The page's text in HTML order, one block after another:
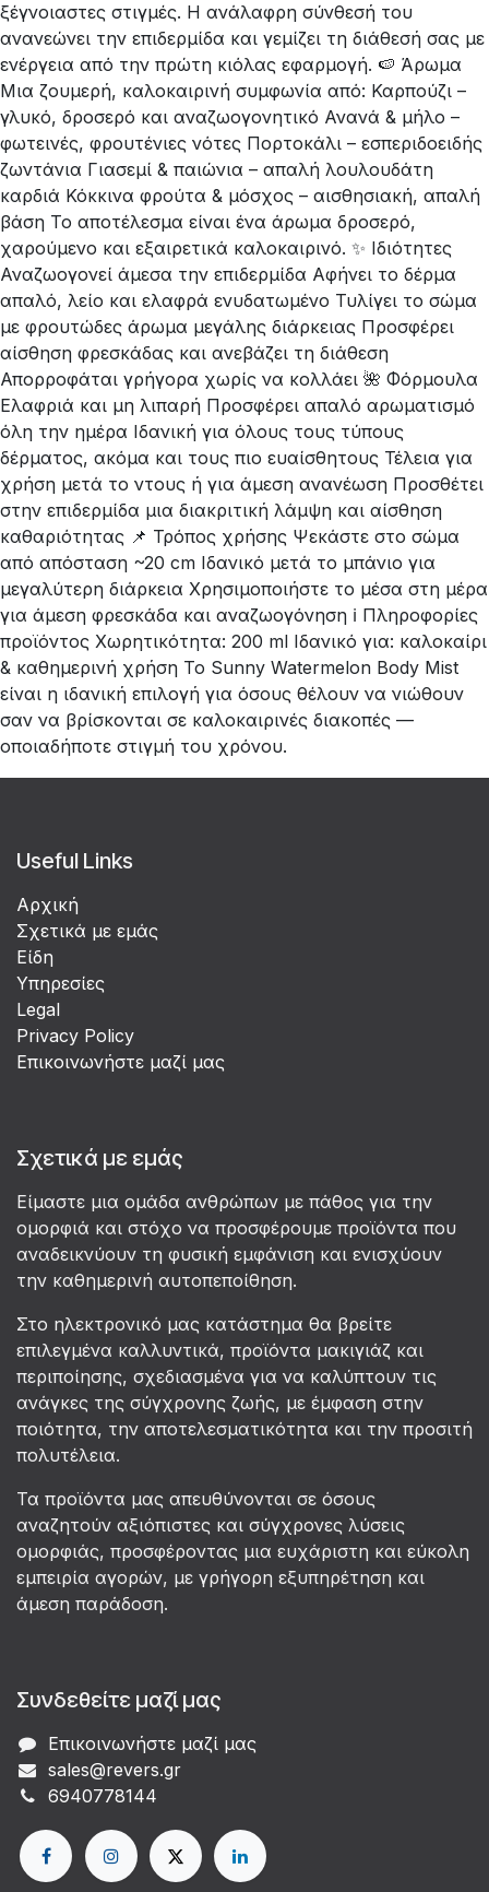
ξέγνοιαστες στιγμές. Η ανάλαφρη σύνθεσή του
ανανεώνει την επιδερμίδα και γεμίζει τη διάθεσή σας με
ενέργεια από την πρώτη κιόλας εφαρμογή. 🍉 Άρωμα
Μια ζουμερή, καλοκαιρινή συμφωνία από: Καρπούζι –
γλυκό, δροσερό και αναζωογονητικό Ανανά & μήλο –
φωτεινές, φρουτένιες νότες Πορτοκάλι – εσπεριδοειδής
ζωντάνια Γιασεμί & παιώνια – απαλή λουλουδάτη
καρδιά Κόκκινα φρούτα & μόσχος – αισθησιακή, απαλή
βάση Το αποτέλεσμα είναι ένα άρωμα δροσερό,
χαρούμενο και εξαιρετικά καλοκαιρινό. ✨ Ιδιότητες
Αναζωογονεί άμεσα την επιδερμίδα Αφήνει το δέρμα
απαλό, λείο και ελαφρά ενυδατωμένο Τυλίγει το σώμα
με φρουτώδες άρωμα μεγάλης διάρκειας Προσφέρει
αίσθηση φρεσκάδας και ανεβάζει τη διάθεση
Απορροφάται γρήγορα χωρίς να κολλάει 🌺 Φόρμουλα
Ελαφριά και μη λιπαρή Προσφέρει απαλό αρωματισμό
όλη την ημέρα Ιδανική για όλους τους τύπους
δέρματος, ακόμα και τους πιο ευαίσθητους Τέλεια για
χρήση μετά το ντους ή για άμεση ανανέωση Προσθέτει
στην επιδερμίδα μια διακριτική λάμψη και αίσθηση
καθαριότητας 📌 Τρόπος χρήσης Ψεκάστε στο σώμα
από απόσταση ~20 cm Ιδανικό μετά το μπάνιο για
μεγαλύτερη διάρκεια Χρησιμοποιήστε το μέσα στη μέρα
για άμεση φρεσκάδα και αναζωογόνηση ℹ️ Πληροφορίες
προϊόντος Χωρητικότητα: 200 ml Ιδανικό για: καλοκαίρι
& καθημερινή χρήση Το Sunny Watermelon Body Mist
είναι η ιδανική επιλογή για όσους θέλουν να νιώθουν
σαν να βρίσκονται σε καλοκαιρινές διακοπές —
οποιαδήποτε στιγμή του χρόνου.
Useful Links
Αρχική
Σχετικά με εμάς
Είδη
Υπηρεσίες
Legal
Privacy Policy
Επικοινωνήστε μαζί μας
Σχετικά με εμάς
Είμαστε μια ομάδα ανθρώπων με πάθος για την
ομορφιά και στόχο να προσφέρουμε προϊόντα που
αναδεικνύουν τη φυσική εμφάνιση και ενισχύουν
την καθημερινή αυτοπεποίθηση.
Στο ηλεκτρονικό μας κατάστημα θα βρείτε
επιλεγμένα καλλυντικά, προϊόντα μακιγιάζ και
περιποίησης, σχεδιασμένα για να καλύπτουν τις
ανάγκες της σύγχρονης ζωής, με έμφαση στην
ποιότητα, την αποτελεσματικότητα και την προσιτή
πολυτέλεια.
Τα προϊόντα μας απευθύνονται σε όσους
αναζητούν αξιόπιστες και σύγχρονες λύσεις
ομορφιάς, προσφέροντας μια ευχάριστη και εύκολη
εμπειρία αγορών, με γρήγορη εξυπηρέτηση και
άμεση παράδοση.
Συνδεθείτε μαζί μας
Επικοινωνήστε μαζί μας
sales@revers.gr
6940778144